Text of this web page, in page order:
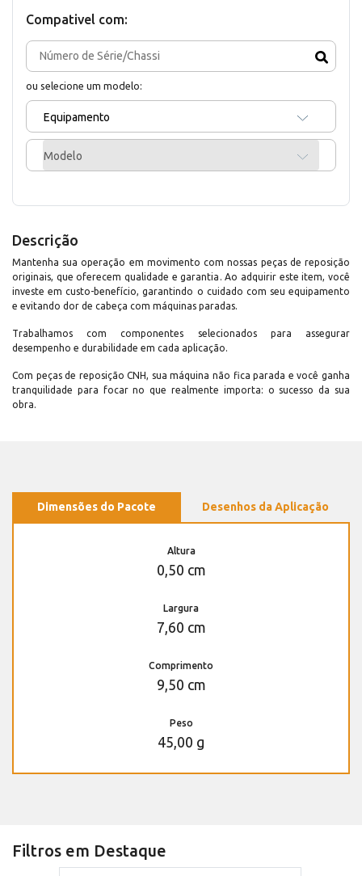
Compativel com:
ou selecione um modelo:
Equipamento
Modelo
Descrição
Mantenha sua operação em movimento com nossas peças de reposição
originais, que oferecem qualidade e garantia. Ao adquirir este item, você
investe em custo-benefício, garantindo o cuidado com seu equipamento
e evitando dor de cabeça com máquinas paradas.
Trabalhamos com componentes selecionados para assegurar
desempenho e durabilidade em cada aplicação.
Com peças de reposição CNH, sua máquina não fica parada e você ganha
tranquilidade para focar no que realmente importa: o sucesso da sua
obra.
Dimensões do Pacote Desenhos da Aplicação
Altura
0,50 cm
Largura
7,60 cm
Comprimento
9,50 cm
Peso
45,00 g
Filtros em Destaque